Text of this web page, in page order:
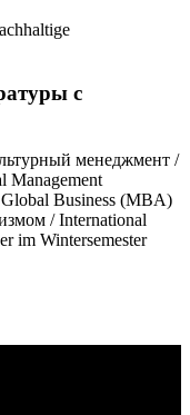
с
менеджмент /
Management
Business (MBA)
/ International
im Wintersemester